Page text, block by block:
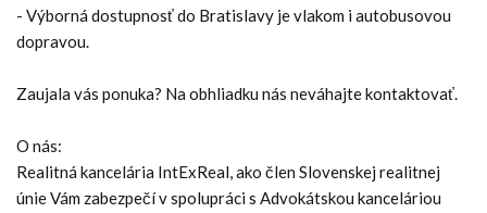
- Výborná dostupnosť do Bratislavy je vlakom i autobusovou
dopravou.
Zaujala vás ponuka? Na obhliadku nás neváhajte kontaktovať.
O nás:
Realitná kancelária IntExReal, ako člen Slovenskej realitnej
únie Vám zabezpečí v spolupráci s Advokátskou kanceláriou